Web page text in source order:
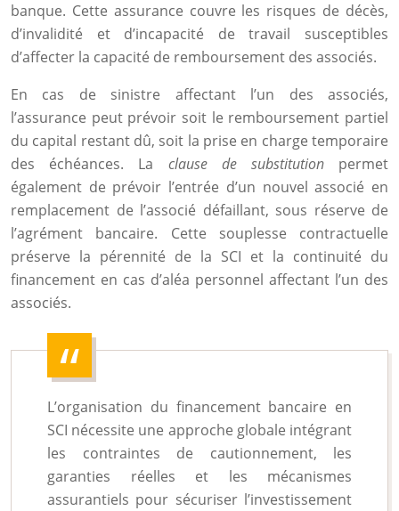
banque. Cette assurance couvre les risques de décès,
d’invalidité et d’incapacité de travail susceptibles
d’affecter la capacité de remboursement des associés.
En cas de sinistre affectant l’un des associés,
l’assurance peut prévoir soit le remboursement partiel
du capital restant dû, soit la prise en charge temporaire
des échéances. La clause de substitution permet
également de prévoir l’entrée d’un nouvel associé en
remplacement de l’associé défaillant, sous réserve de
l’agrément bancaire. Cette souplesse contractuelle
préserve la pérennité de la SCI et la continuité du
financement en cas d’aléa personnel affectant l’un des
associés.
L’organisation du financement bancaire en
SCI nécessite une approche globale intégrant
les contraintes de cautionnement, les
garanties réelles et les mécanismes
assurantiels pour sécuriser l’investissement